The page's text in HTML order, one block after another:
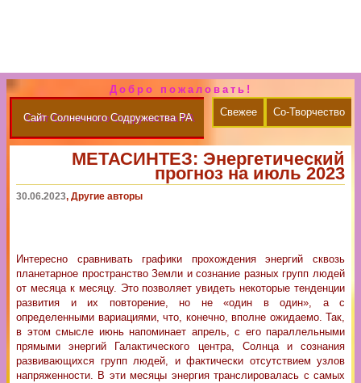
Добро пожаловать!
Сайт Солнечного Содружества РА Свежее Со-Творчество
МЕТАСИНТЕЗ: Энергетический
прогноз на июль 2023
30.06.2023, Другие авторы
Интересно сравнивать графики прохождения энергий сквозь
планетарное пространство Земли и сознание разных групп людей
от месяца к месяцу. Это позволяет увидеть некоторые тенденции
развития и их повторение, но не «один в один», а с
определенными вариациями, что, конечно, вполне ожидаемо. Так,
в этом смысле июнь напоминает апрель, с его параллельными
прямыми энергий Галактического центра, Солнца и сознания
развивающихся групп людей, и фактически отсутствием узлов
напряженности. В эти месяцы энергия транслировалась с самых